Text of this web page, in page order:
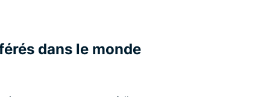
dans le monde